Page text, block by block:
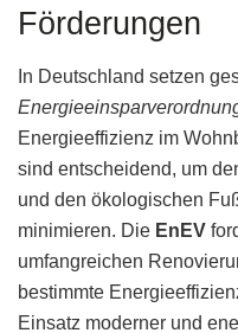
Förderungen
In Deutschland setzen
Energieeffizienz im
sind entscheidend, um
und den ökologischen
minimieren. Die EnEV
umfangreichen
bestimmte
Einsatz moderner und